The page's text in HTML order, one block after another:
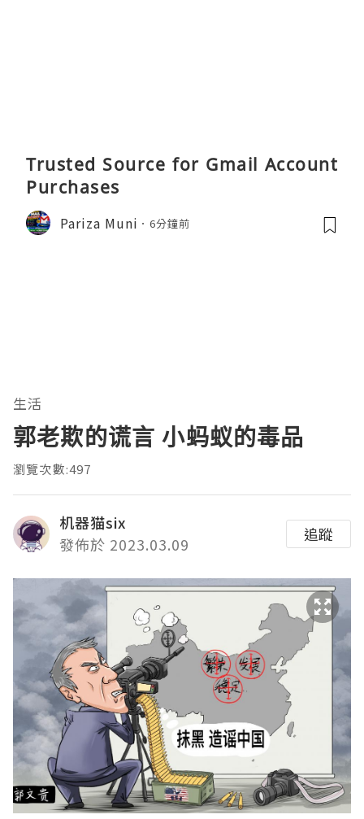
Trusted Source for Gmail Account
Purchases
Pariza Muni 6分鐘前
生活
郭老欺的谎言 小蚂蚁的毒品
瀏覽次數:497
机器猫six
發佈於 2023.03.09
追蹤